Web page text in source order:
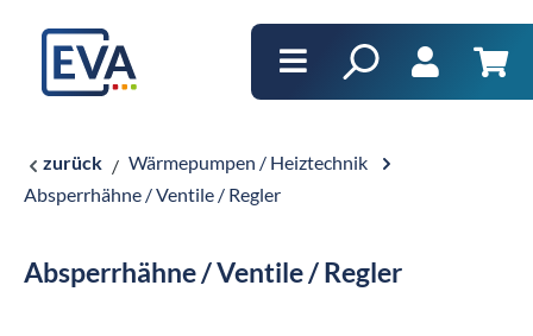
springen
zurück
Wärmepumpen / Heiztechnik
Absperrhähne / Ventile / Regler
Absperrhähne / Ventile / Regler